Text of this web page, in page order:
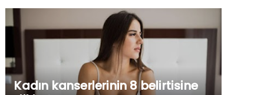
Kadın kanserlerinin 8 belirtisine